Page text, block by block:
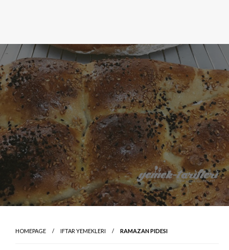
HOMEPAGE IFTAR YEMEKLERI RAMAZAN PIDESI